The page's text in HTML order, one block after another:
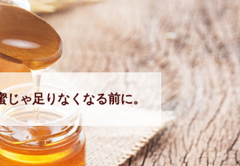
じゃ足りなくなる前に。